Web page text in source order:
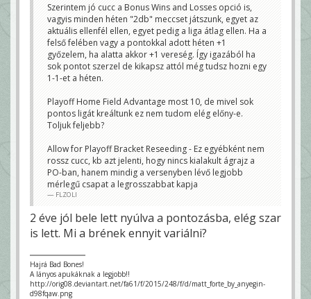
Szerintem jó cucc a Bonus Wins and Losses opció is,
vagyis minden héten "2db" meccset játszunk, egyet az
aktuális ellenfél ellen, egyet pedig a liga átlag ellen. Ha a
felső felében vagy a pontokkal adott héten +1
győzelem, ha alatta akkor +1 vereség. Így igazából ha
sok pontot szerzel de kikapsz attól még tudsz hozni egy
1-1-et a héten.
Playoff Home Field Advantage most 10, de mivel sok
pontos ligát kreáltunk ez nem tudom elég előny-e.
Toljuk feljebb?
Allow for Playoff Bracket Reseeding - Ez egyébként nem
rossz cucc, kb azt jelenti, hogy nincs kialakult ágrajz a
PO-ban, hanem mindig a versenyben lévő legjobb
mérlegű csapat a legrosszabbat kapja
FLZOLI
2 éve jól bele lett nyúlva a pontozásba, elég szar
is lett. Mi a brének ennyit variálni?
Hajrá Bad Bones!
A lányos apukáknak a legjobb!!
http://orig08.deviantart.net/fa61/f/2015/248/f/d/matt_forte_by_anyegin-
d98fqaw.png